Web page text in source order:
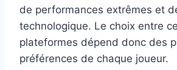
de performances extrêmes et
technologique. Le choix entre
plateformes dépend donc des
préférences de chaque joueur.